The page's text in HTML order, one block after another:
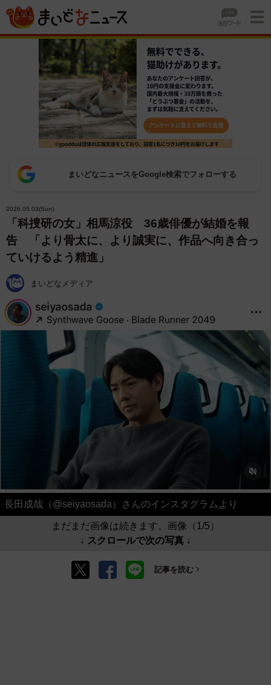
まいどなニュースをGoogle検索でフォローする
2026.05.03(Sun)
「科捜研の女」相馬涼役 36歳俳優が結婚を報
告 「より骨太に、より誠実に、作品へ向き合っ
ていけるよう精進」
まいどなメディア
長田成哉（@seiyaosada）さんのインスタグラムより
まだまだ画像は続きます。画像（1/5）
↓ スクロールで次の写真 ↓
記事を読む